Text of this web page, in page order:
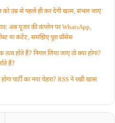
उम्र से पहले ही कर देंगी खत्म, संभल जाएं
अब यूजर की कंप्लेन पर WhatsApp‚
या कंटेंट‚ समझिए पूरा प्रॉसेस
होते हैं? निगल लिया जाए तो क्या होगा?
हैं?
पार्टी का नया चेहरा? RSS ने रखी खास